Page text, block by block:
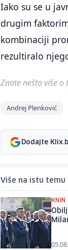
Iako su se u
drugim
kombinaciji
rezultiralo
Znate nešto više
Andrej Plenković
Dodajte
Više na istu temu
KNIN